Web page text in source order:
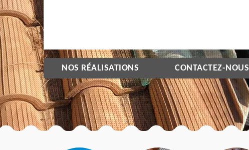
NOS RÉALISATIONS CONTACTEZ-NOUS